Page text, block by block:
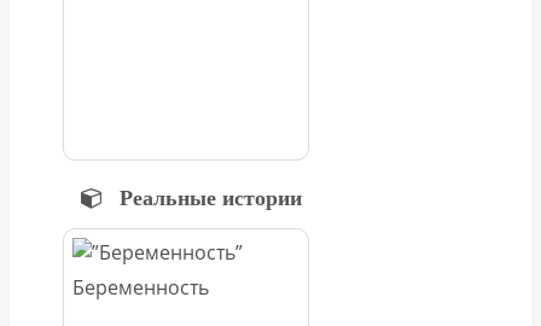
Реальные истории
Беременность